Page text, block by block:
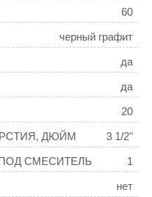
60
черный графит
да
да
20
ДЮЙМ 3 1/2"
СМЕСИТЕЛЬ 1
нет